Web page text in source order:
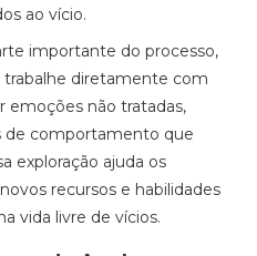
ao vício.
importante do processo,
diretamente com
emoções não tratadas,
de comportamento que
exploração ajuda os
recursos e habilidades
vida livre de vícios.